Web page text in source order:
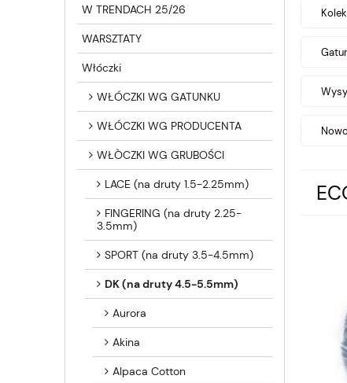
W TRENDACH 25/26
WARSZTATY
Włóczki
WŁÓCZKI WG GATUNKU
WŁÓCZKI WG PRODUCENTA
WŁÒCZKI WG GRUBOŚCI
LACE (na druty 1.5-2.25mm)
FINGERING (na druty 2.25-
3.5mm)
SPORT (na druty 3.5-4.5mm)
DK (na druty 4.5-5.5mm)
Aurora
Akina
Alpaca Cotton